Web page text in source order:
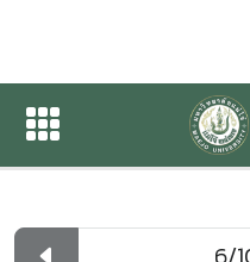
ปฏิทินกิจกรรม
ปฏิทินกิจกรรมของหน่วยง